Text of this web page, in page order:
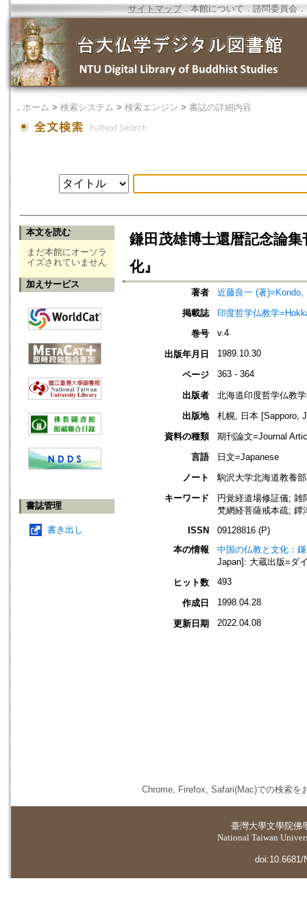
サイトマップ．本館について ． 諮問委員会 ．
． ホーム > 検索システム > 検索エンジン > 書誌の詳細内容
本文を読む
まだ本館にオーソラ
イズされていません
加えサービス
書誌管理
書き出し
鎌田茂雄博士還暦記念論
化』
著者
近藤良一 (著)=Kondo,
掲載誌
印度哲学仏教学
巻号
v.4
出版年月日 1989.10.30
ページ 363 - 364
出版者
北海道印度哲学仏教
出版地
札幌, 日本 [Sapporo,
資料の種類
期刊論文=Journal
言語
日文=Japanese
ノート
駒沢大学北海道教養
キーワード
円覚経道場修証儀;
梵網経菩薩戒本疏;
ISSN
09128816 (P)
本の情報
中国の仏教と文化：
Japan]: 大蔵出版=ダ
ヒット数
493
作成日 1998.04.28
更新日期 2022.04.08
Chrome, Firefox, Safari(Mac)での検索を
臺灣大學文學院佛
National Taiwan
doi:10.6681/